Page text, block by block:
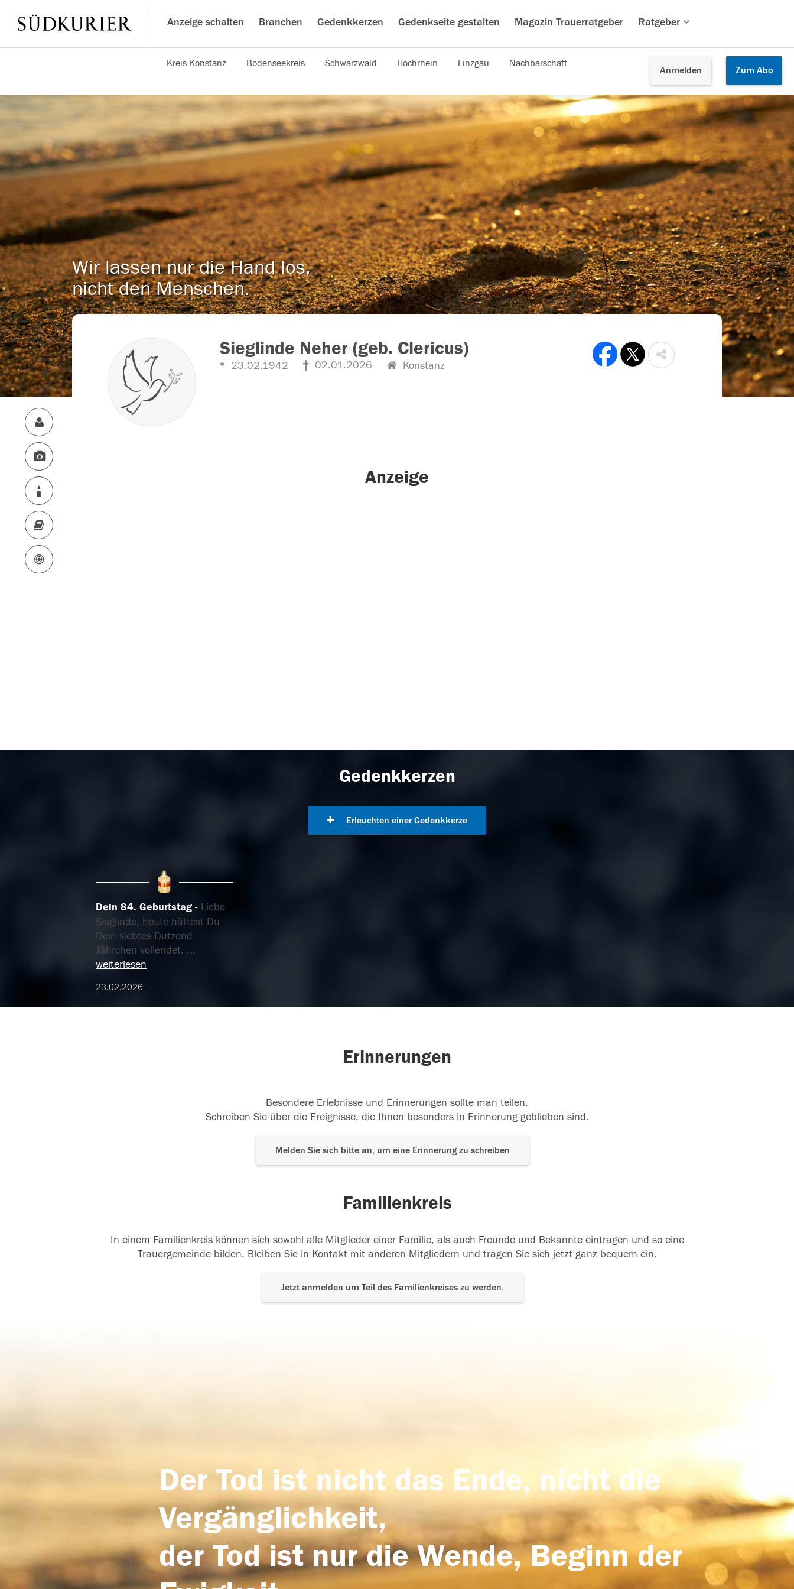
Anzeige schalten Branchen Gedenkkerzen Gedenkseite gestalten Magazin Trauerratgeber Ratgeber
Anmelden Zum Abo
Kreis Konstanz Bodenseekreis Schwarzwald Hochrhein Linzgau Nachbarschaft
Wir lassen nur die Hand los,
nicht den Menschen.
Sieglinde Neher (geb. Clericus)
23.02.1942 02.01.2026 Konstanz
Anzeige
Gedenkkerzen
Erleuchten einer Gedenkkerze
Dein 84. Geburtstag
Liebe
Sieglinde, heute hättest Du
Dein siebtes Dutzend
Jährchen vollendet. ...
weiterlesen
23.02.2026
Erinnerungen
Besondere Erlebnisse und Erinnerungen sollte man teilen.
Schreiben Sie über die Ereignisse, die Ihnen besonders in Erinnerung geblieben sind.
Melden Sie sich bitte an, um eine Erinnerung zu schreiben
Familienkreis
In einem Familienkreis können sich sowohl alle Mitglieder einer Familie, als auch Freunde und Bekannte eintragen und so eine
Trauergemeinde bilden. Bleiben Sie in Kontakt mit anderen Mitgliedern und tragen Sie sich jetzt ganz bequem ein.
Jetzt anmelden um Teil des Familienkreises zu werden.
Der Tod ist nicht das Ende, nicht die
Vergänglichkeit,
der Tod ist nur die Wende, Beginn der